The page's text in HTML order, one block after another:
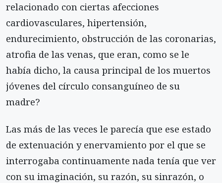
relacionado con ciertas afecciones
cardiovasculares, hipertensión,
endurecimiento, obstrucción de las coronarias,
atrofia de las venas, que eran, como se le
había dicho, la causa principal de los muertos
jóvenes del círculo consanguíneo de su
madre?
Las más de las veces le parecía que ese estado
de extenuación y enervamiento por el que se
interrogaba continuamente nada tenía que ver
con su imaginación, su razón, su sinrazón, o